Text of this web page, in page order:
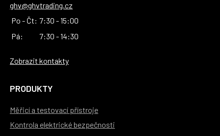
ghv@ghvtrading.cz
Po - Čt: 7:30 - 15:00
Pá:
7:30 - 14:30
Zobrazit kontakty
PRODUKTY
Měřicí a testovací přístroje
Kontrola elektrické bezpečnosti